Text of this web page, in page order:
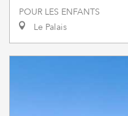
POUR LES ENFANTS
Le Palais